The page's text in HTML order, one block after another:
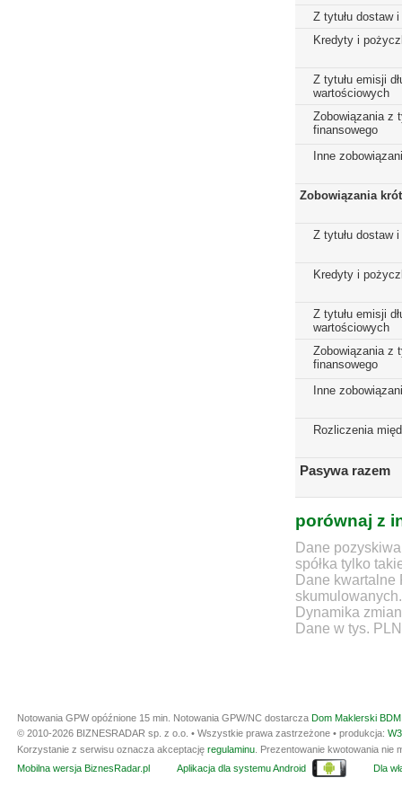
Z tytułu dostaw i
Kredyty i
Z tytułu emisji
wartościowych
Zobowiązania z
finansowego
Inne
Zobowiązania
Z tytułu dostaw i
Kredyty i
Z tytułu emisji
wartościowych
Zobowiązania z
finansowego
Inne
Rozliczenia
Pasywa razem
porównaj z
Dane
spółka tylko
Dane
skumulowanych.
Dynamika
Dane w tys. PLN
Notowania GPW opóźnione 15 min. Notowania GPW/NC dostarcza Dom Maklerski
© 2010-2026 BIZNESRADAR sp. z o.o. • Wszystkie prawa zastrzeżone • produkcja:
Korzystanie z serwisu oznacza akceptację regulaminu . Prezentowanie kwotowania
Mobilna wersja BiznesRadar.pl
Aplikacja dla systemu Android Dla